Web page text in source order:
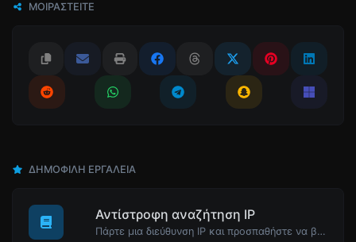
ΜΟΙΡΑΣΤΕΊΤΕ
ΔΗΜΟΦΙΛΉ ΕΡΓΑΛΕΊΑ
Αντίστροφη αναζήτηση IP
Πάρτε μια διεύθυνση IP και προσπαθήστε να βρείτε το domain/host που σχετίζεται με αυτήν.